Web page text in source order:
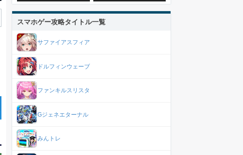
スマホゲー攻略タイトル一覧
サファイアスフィア
ドルフィンウェーブ
ファンキルスリスタ
Gジェネエターナル
みんトレ